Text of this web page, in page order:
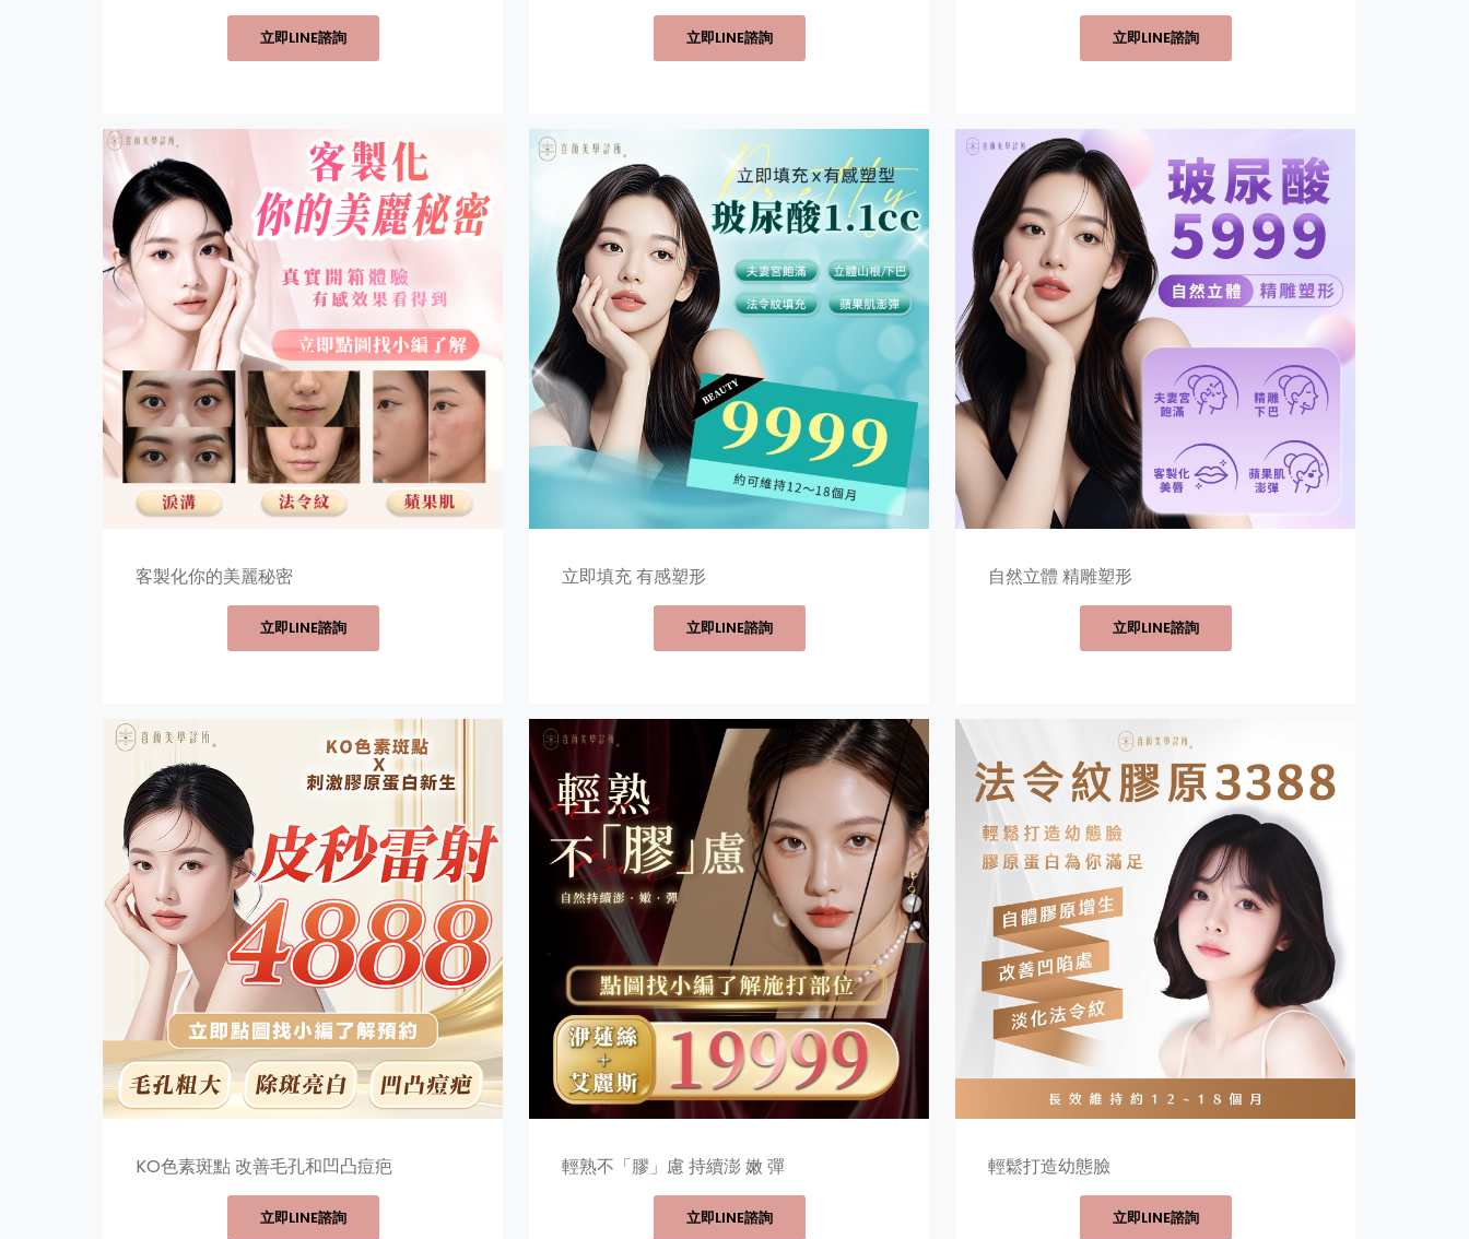
立即LINE諮詢 立即LINE諮詢 立即LINE諮詢
客製化你的美麗秘密
立即LINE諮詢
立即填充 有感塑形
立即LINE諮詢
自然立體 精雕塑形
立即LINE諮詢
KO色素斑點 改善毛孔和凹凸痘疤
立即LINE諮詢
輕熟不「膠」慮 持續澎 嫩 彈
立即LINE諮詢
輕鬆打造幼態臉
立即LINE諮詢